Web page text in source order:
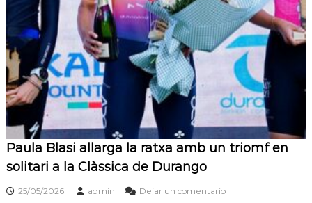
s
d
e
L
r
e
g
m
a
c
ó
l
u
u
Paula Blasi allarga la ratxa amb un triomf en
solitari a la Clàssica de Durango
25/05/2026 admin Dejar un comentario